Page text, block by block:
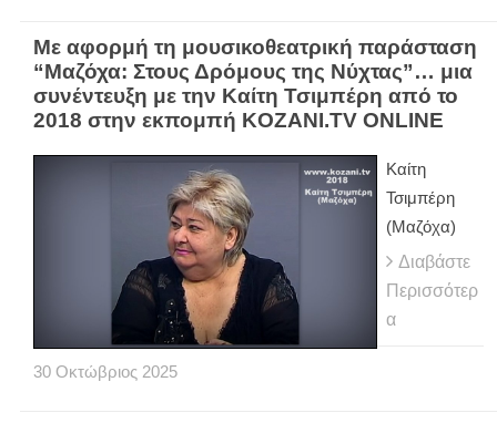
Με αφορμή τη μουσικοθεατρική παράσταση
“Μαζόχα: Στους Δρόμους της Νύχτας”… μια
συνέντευξη με την Καίτη Τσιμπέρη από το
2018 στην εκπομπή KOZANI.TV ONLINE
Καίτη
Τσιμπέρη
(Μαζόχα)
Διαβάστε
Περισσότερ
α
30 Οκτώβριος 2025